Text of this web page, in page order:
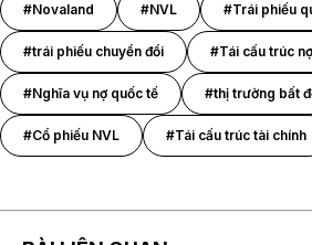
#Novaland #NVL #Trái phiếu
#trái phiếu chuyển đổi #Tái cấu trúc nợ
#Nghĩa vụ nợ quốc tế #thị trường bất
#Cổ phiếu NVL #Tái cấu trúc tài chính